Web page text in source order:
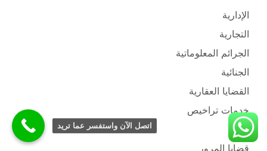
الإدارية
التجارية
الجرائم المعلوماتية
الجنائية
القضايا العقارية
خدمات تراخيص
عام
قضايا المرور
اتصل الآن واستفسر عما تريد